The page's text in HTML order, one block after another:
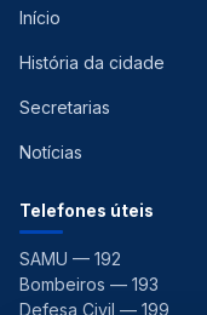
Início
História da cidade
Secretarias
Notícias
Telefones úteis
SAMU — 192
Bombeiros — 193
Defesa Civil — 199